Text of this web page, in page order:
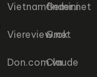
Vietnamfinder.net
Viereview.net
Don.com.vn
Gemini
Grok
Claude